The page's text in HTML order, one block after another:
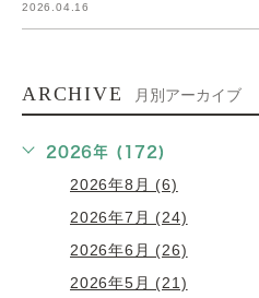
2026.04.16
ARCHIVE 月別アーカイブ
2026年 (172)
2026年8月 (6)
2026年7月 (24)
2026年6月 (26)
2026年5月 (21)